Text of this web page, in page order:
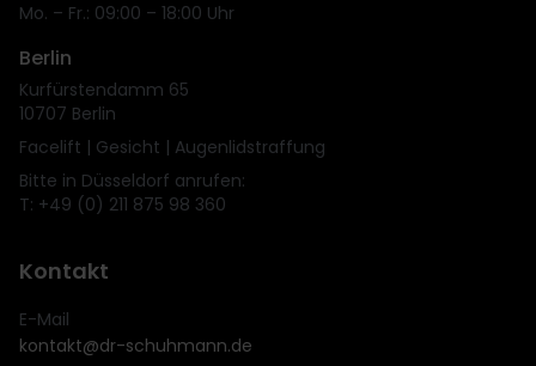
Mo. – Fr.: 09:00 – 18:00 Uhr
Berlin
Kurfürstendamm 65
10707 Berlin
Facelift | Gesicht | Augenlidstraffung
Bitte in Düsseldorf anrufen:
T: +49 (0) 211 875 98 360
Kontakt
E-Mail
kontakt@dr-schuhmann.de